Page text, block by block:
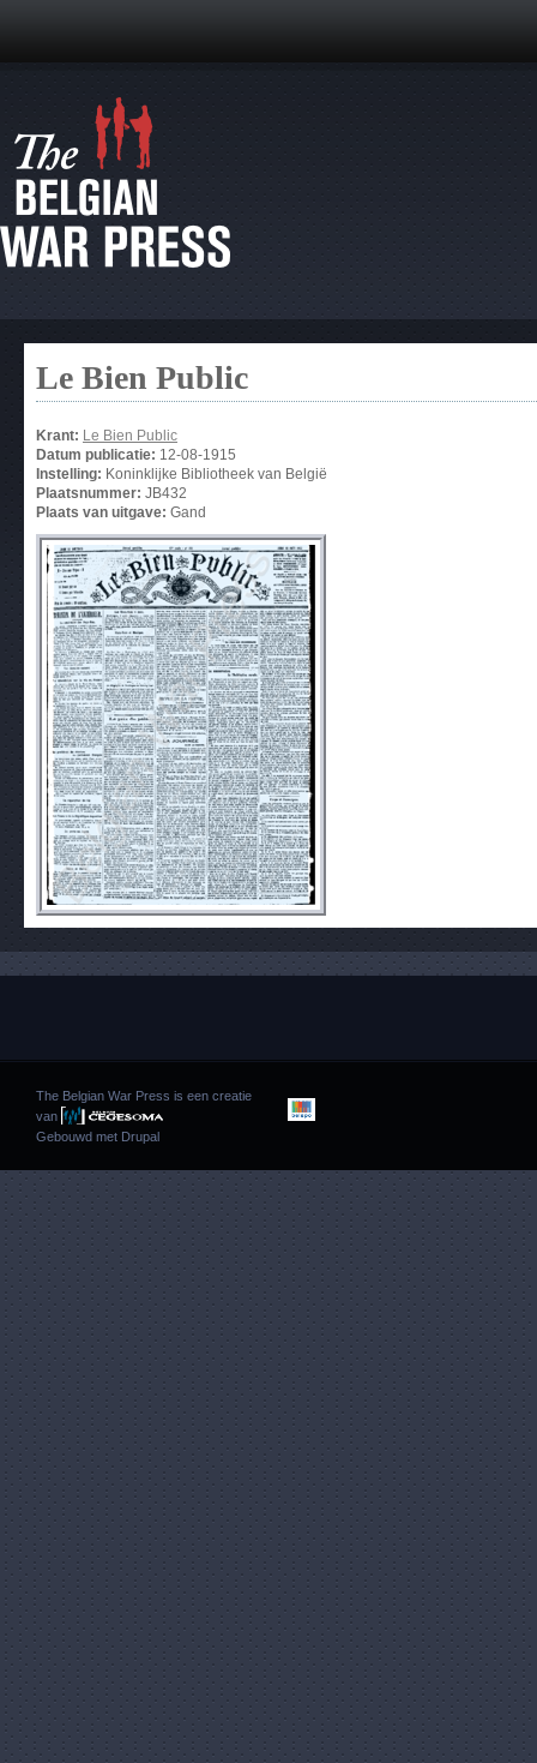
Le Bien Public
Krant: Le Bien Public
Datum publicatie: 12-08-1915
Instelling: Koninklijke Bibliotheek van België
Plaatsnummer: JB432
Plaats van uitgave: Gand
The Belgian War Press is een creatie
van
Gebouwd met Drupal